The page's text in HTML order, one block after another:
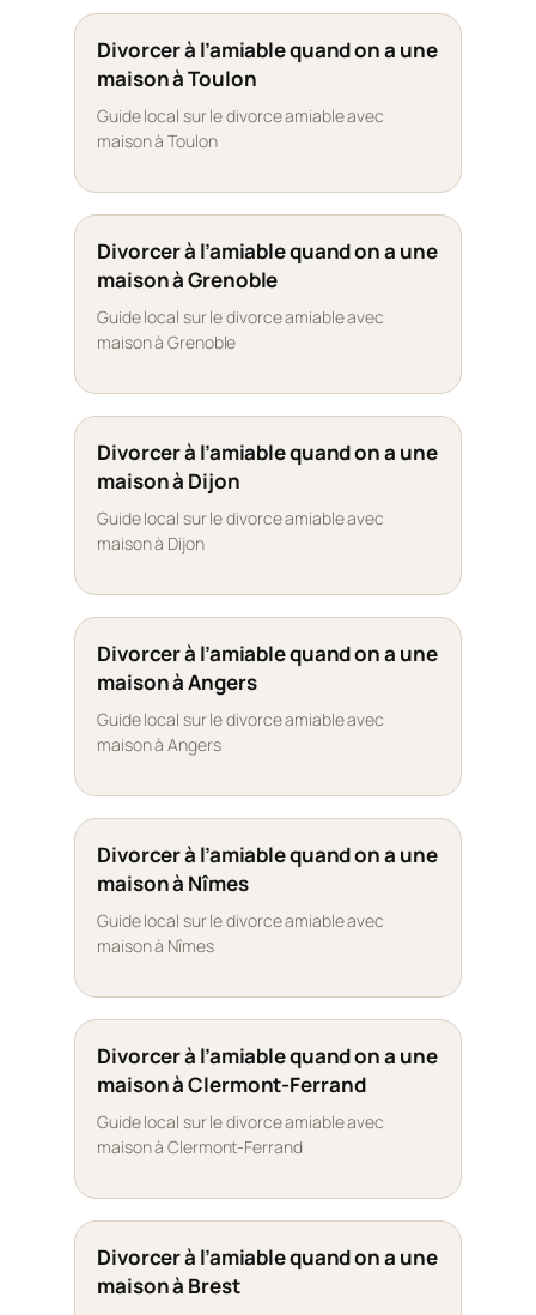
Divorcer à l’amiable quand on a une
maison à Toulon
Guide local sur le divorce amiable avec
maison à Toulon
Divorcer à l’amiable quand on a une
maison à Grenoble
Guide local sur le divorce amiable avec
maison à Grenoble
Divorcer à l’amiable quand on a une
maison à Dijon
Guide local sur le divorce amiable avec
maison à Dijon
Divorcer à l’amiable quand on a une
maison à Angers
Guide local sur le divorce amiable avec
maison à Angers
Divorcer à l’amiable quand on a une
maison à Nîmes
Guide local sur le divorce amiable avec
maison à Nîmes
Divorcer à l’amiable quand on a une
maison à Clermont-Ferrand
Guide local sur le divorce amiable avec
maison à Clermont-Ferrand
Divorcer à l’amiable quand on a une
maison à Brest